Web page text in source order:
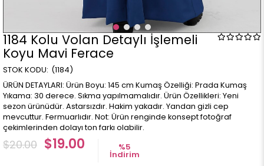
1184 Kolu Volan Detaylı İşlemeli
Koyu Mavi Ferace
(1184)
ÜRÜN DETAYLARI: Ürün Boyu: 145 cm Kumaş Özelliği: Prada Kumaş
Yıkama: 30 derece. Sıkma yapılmamalıdır. Ürün Özellikleri: Yeni
sezon ürünüdür. Astarsızdır. Hakim yakadır. Yandan gizli cep
mevcuttur. Fermuarlıdır. Not: Ürün renginde konsept fotoğraf
çekimlerinden dolayı ton farkı olabilir.
$20.00 $19.00 %5
İndirim